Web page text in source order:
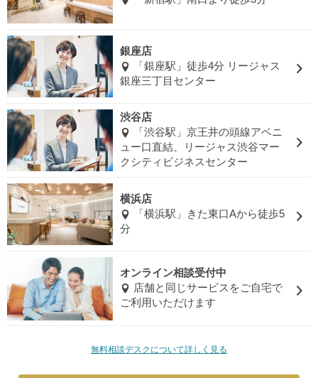
銀座店
「銀座駅」徒歩4分 リージャス
銀座三丁目センター
渋谷店
「渋谷駅」京王井の頭線アベニ
ュー口直結、リージャス渋谷マー
クシティビジネスセンター
横浜店
「横浜駅」きた東口Aから徒歩5
分
オンライン相談受付中
店舗と同じサービスをご自宅で
ご利用いただけます
無料相談デスクについて詳しく見る